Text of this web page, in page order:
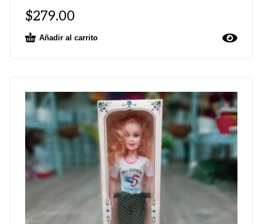
$279.00
Añadir al carrito